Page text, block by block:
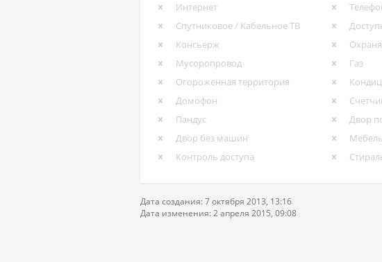
Интернет
Спутниковое / Кабельное ТВ
Консьерж
Мусоропровод
Газ
Огороженная территория
Домофон
Пандус
Двор
Двор без машин
Мебель
Контроль доступа
Дата создания: 7 октября 2013, 13:16
Дата изменения: 2 апреля 2015, 09:08